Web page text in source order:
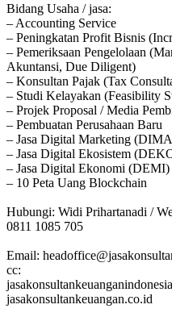
Bidang Usaha / jasa:
– Accounting Service
– Peningkatan Profit Bisnis
– Pemeriksaan Pengelolaan
Akuntansi, Due Diligent)
– Konsultan Pajak (Tax
– Studi Kelayakan (Feasibility
– Projek Proposal / Media
– Pembuatan Perusahaan Baru
– Jasa Digital Marketing
– Jasa Digital Ekosistem
– Jasa Digital Ekonomi (DEMI)
– 10 Peta Uang Blockchain
Hubungi: Widi Prihartanadi /
0811 1085 705
Email:
cc:
jasakonsultankeuangan.co.id